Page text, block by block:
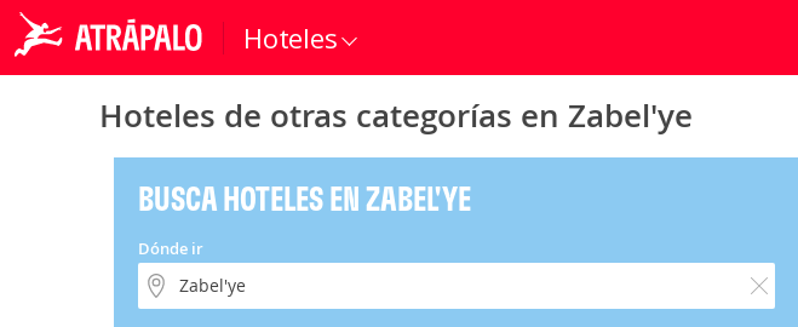
Hoteles
Hoteles de otras categorías en Zabel'ye
BUSCA HOTELES EN ZABEL'YE
Dónde ir